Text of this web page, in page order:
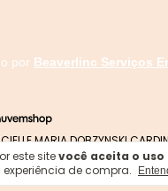
este sitevocê aceita o uso
de compra.
por Beaverlinc Serviços
MARIA DOBZYNSKI
- 2026. Todos os direitos